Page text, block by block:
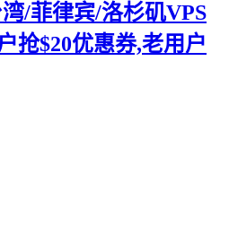
/菲律宾/洛杉矶VPS
抢$20优惠券,老用户